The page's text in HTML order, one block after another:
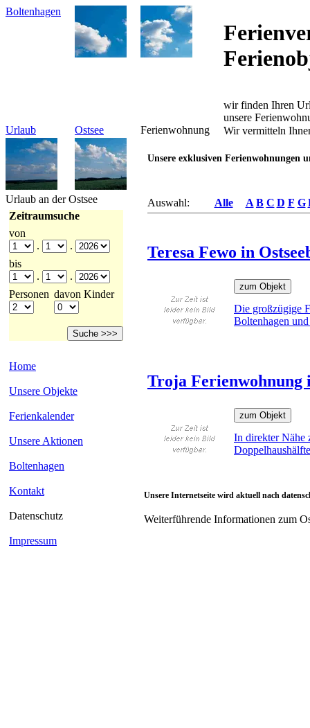
Boltenhagen
wir finden Ihren
unsere
Urlaub
Ostsee Ferienwohnung Wir vermitteln
Unsere exklusiven Ferienwohnungen
Auswahl: Alle A B C D F G
Teresa Fewo in
Die großzügige
Boltenhagen
Troja
In direkter Nähe
Unsere Internetseite wird aktuell nach
Weiterführende Informationen zum
Urlaub an der Ostsee
Zeitraumsuche
von
.
.
bis
.
.
Personen davon Kinder
Home
Unsere Objekte
Ferienkalender
Unsere Aktionen
Boltenhagen
Kontakt
Datenschutz
Impressum